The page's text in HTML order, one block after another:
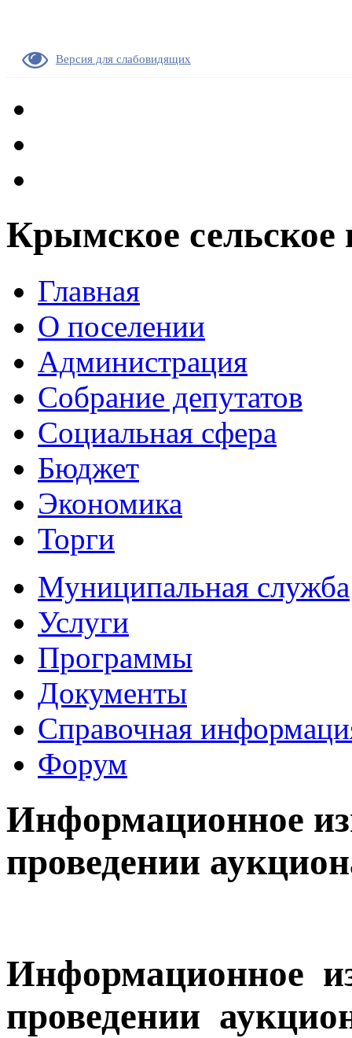
Версия для слабовидящих
Крымское сельское
Главная
О поселении
Администрация
Собрание депутатов
Социальная сфера
Бюджет
Экономика
Торги
Муниципальная служба
Услуги
Программы
Документы
Справочная
Форум
Информационное
проведении
Информационное
проведении